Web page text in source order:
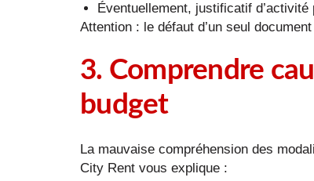
Éventuellement, justificatif
Attention : le défaut d’un seul
3. Comprendre
budget
La mauvaise compréhension des
City Rent vous explique :